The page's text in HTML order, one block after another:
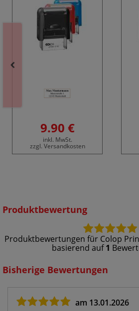
9.90 €
inkl. MwSt.
zzgl. Versandkosten
Produktbewertung
Produktbewertungen für Colop
basierend auf1
Bisherige Bewertungen
am 13.01.2026